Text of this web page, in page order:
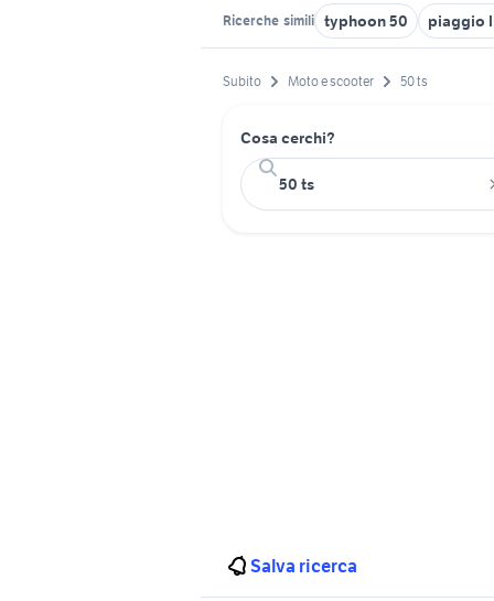
Ricerche simili typhoon 50 piaggio
Subito Moto e scooter 50 ts
Cosa cerchi?
Salva ricerca